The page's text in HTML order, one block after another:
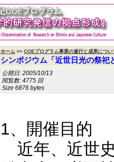
ホーム >> COEプログラム事業の遂行と成果につい
シンポジウム「近世日光の祭祀
公開日: 2005/10/13
閲覧数: 4775 回
Size 6876 bytes
1、開催目的
近年、近世